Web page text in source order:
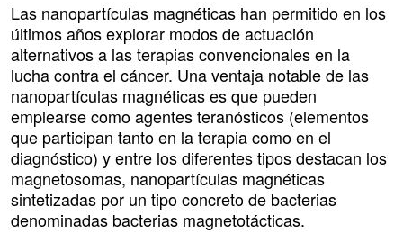
Las nanopartículas magnéticas han permitido en los
últimos años explorar modos de actuación
alternativos a las terapias convencionales en la
lucha contra el cáncer. Una ventaja notable de las
nanopartículas magnéticas es que pueden
emplearse como agentes teranósticos (elementos
que participan tanto en la terapia como en el
diagnóstico) y entre los diferentes tipos destacan los
magnetosomas, nanopartículas magnéticas
sintetizadas por un tipo concreto de bacterias
denominadas bacterias magnetotácticas.